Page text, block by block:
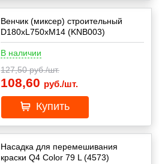
Венчик (миксер) строительный
D180xL750xM14 (KNB003)
В наличии
127,50руб./шт.
108,60 руб./шт.
Купить
Насадка для перемешивания
краски Q4 Color 79 L (4573)